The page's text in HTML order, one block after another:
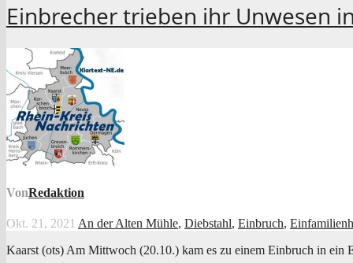
Einbrecher trieben ihr Unwesen
VonRedaktion
Okt. 21, 2021 An der Alten Mühle, Diebstahl, Einbruch,
Kaarst (ots) Am Mitt­woch (20.10.) kam es zu einem Ein­bruch in ein